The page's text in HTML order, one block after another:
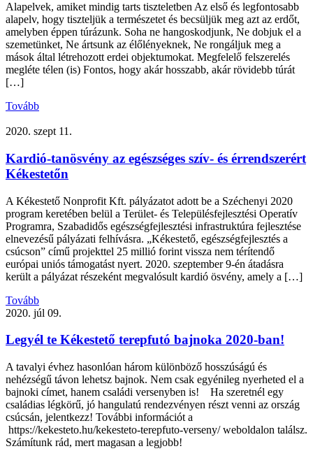
Alapelvek, amiket mindig tarts tiszteletben Az első és legfontosabb
alapelv, hogy tiszteljük a természetet és becsüljük meg azt az erdőt,
amelyben éppen túrázunk. Soha ne hangoskodjunk, Ne dobjuk el a
szemetünket, Ne ártsunk az élőlényeknek, Ne rongáljuk meg a
mások által létrehozott erdei objektumokat. Megfelelő felszerelés
megléte télen (is) Fontos, hogy akár hosszabb, akár rövidebb túrát
[…]
Tovább
2020. szept 11.
Kardió-tanösvény az egészséges szív- és érrendszerért
Kékestetőn
A Kékestető Nonprofit Kft. pályázatot adott be a Széchenyi 2020
program keretében belül a Terület- és Településfejlesztési Operatív
Programra, Szabadidős egészségfejlesztési infrastruktúra fejlesztése
elnevezésű pályázati felhívásra. „Kékestető, egészségfejlesztés a
csúcson” című projekttel 25 millió forint vissza nem térítendő
európai uniós támogatást nyert. 2020. szeptember 9-én átadásra
került a pályázat részeként megvalósult kardió ösvény, amely a […]
Tovább
2020. júl 09.
Legyél te Kékestető terepfutó bajnoka 2020-ban!
A tavalyi évhez hasonlóan három különböző hosszúságú és
nehézségű távon lehetsz bajnok. Nem csak egyénileg nyerheted el a
bajnoki címet, hanem családi versenyben is! Ha szeretnél egy
családias légkörű, jó hangulatú rendezvényen részt venni az ország
csúcsán, jelentkezz! További információt a
https://kekesteto.hu/kekesteto-terepfuto-verseny/ weboldalon találsz.
Számítunk rád, mert magasan a legjobb!